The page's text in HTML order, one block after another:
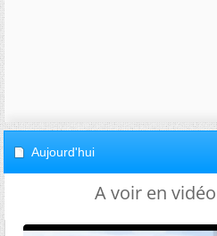
Aujourd'hui
A voir en